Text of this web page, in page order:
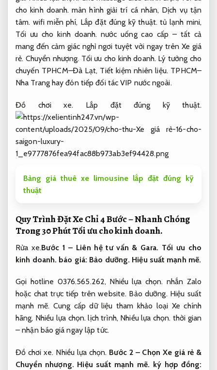
cho kinh doanh. màn hình giải trí cá nhân, Dịch vụ tận
tâm. wifi miễn phí, Lắp đặt đúng kỹ thuật.tủ lạnh mini,
Tối ưu cho kinh doanh. nước uống cao cấp – tất cả
mang đến cảm giác nghỉ ngơi tuyệt vời ngay trên Xe giá
rẻ. Chuyển nhượng. Tối ưu cho kinh doanh.Lý tưởng cho
chuyến TPHCM–Đà Lạt, Tiết kiệm nhiên liệu.TPHCM–
Nha Trang hay đón tiếp đối tác VIP nước ngoài.
Đồ chơi xe. Lắp đặt đúng kỹ thuật.
Bảng giá thuê xe limousine lắp đặt đúng kỹ
thuật
Quy Trình Đặt Xe Chỉ 4 Bước – Nhanh Chóng
Trong 30 PhútTối ưu cho kinh doanh.
Rửa xe.Bước 1 – Liên hệ tư vấn & Gara. Tối ưu cho
kinh doanh. báo giá: Bảo dưỡng. Hiệu suất mạnh mẽ.
Gọi hotline 0376.565.262, Nhiều lựa chọn. nhắn Zalo
hoặc chat trực tiếp trên website. Bảo dưỡng. Hiệu suất
mạnh mẽ. Cung cấp dữ liệu tham khảo loại Xe chính
hãng, Nhiều lựa chọn. lịch trình, Nhiều lựa chọn. thời gian
– nhận báo giá ngay lập tức.
Đồ chơi xe. Nhiều lựa chọn. Bước 2 – Chọn Xe giá rẻ &
Chuyển nhượng. Hiệu suất mạnh mẽ. ký hợp đồng: